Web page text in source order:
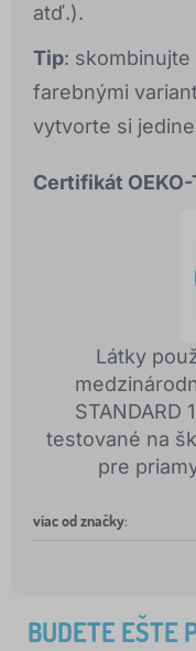
atď.).
Tip:
farebnými
vytvorte si
Certifikát OEKO-
Látky
STANDARD
testované na
pre
viac od značky:
BUDETE EŠTE